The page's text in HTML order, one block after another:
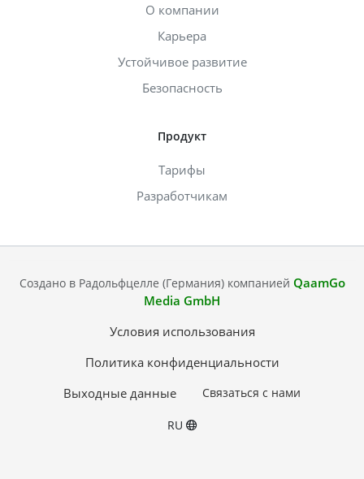
О компании
Карьера
Устойчивое развитие
Безопасность
Продукт
Тарифы
Разработчикам
Создано в Радольфцелле (Германия) компанией QaamGo
Media GmbH
Условия использования
Политика конфиденциальности
Выходные данные
Связаться с нами
RU